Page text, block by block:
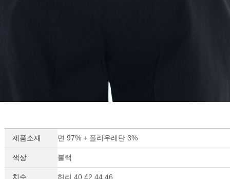
제품소재 면 97% + 폴리우레탄 3%
색상 블랙
치수 허리 40,42,44,46